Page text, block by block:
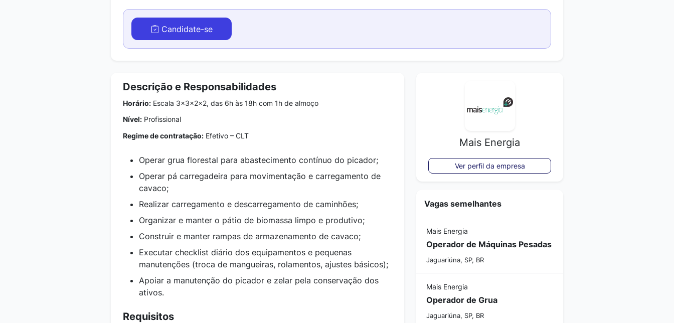
Candidate-se
Descrição e Responsabilidades
Horário: Escala 3x3x2x2, das 6h às 18h com 1h de almoço
Nível: Profissional
Regime de contratação: Efetivo – CLT
Operar grua florestal para abastecimento contínuo do picador;
Operar pá carregadeira para movimentação e carregamento de
cavaco;
Realizar carregamento e descarregamento de caminhões;
Organizar e manter o pátio de biomassa limpo e produtivo;
Construir e manter rampas de armazenamento de cavaco;
Executar checklist diário dos equipamentos e pequenas
manutenções (troca de mangueiras, rolamentos, ajustes básicos);
Apoiar a manutenção do picador e zelar pela conservação dos
ativos.
Requisitos
Mais Energia
Ver perfil da empresa
Vagas semelhantes
Mais Energia
Operador de Máquinas Pesadas
Jaguariúna, SP, BR
Mais Energia
Operador de Grua
Jaguariúna, SP, BR